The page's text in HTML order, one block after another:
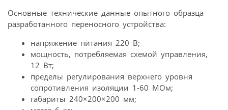
Основные технические данные опытного образца
разработанного переносного устройства:
напряжение питания 220 В;
мощность, потребляемая схемой управления,
12 Вт;
пределы регулирования верхнего уровня
сопротивления изоляции 1-60 МОм;
габариты 240×200×200 мм;